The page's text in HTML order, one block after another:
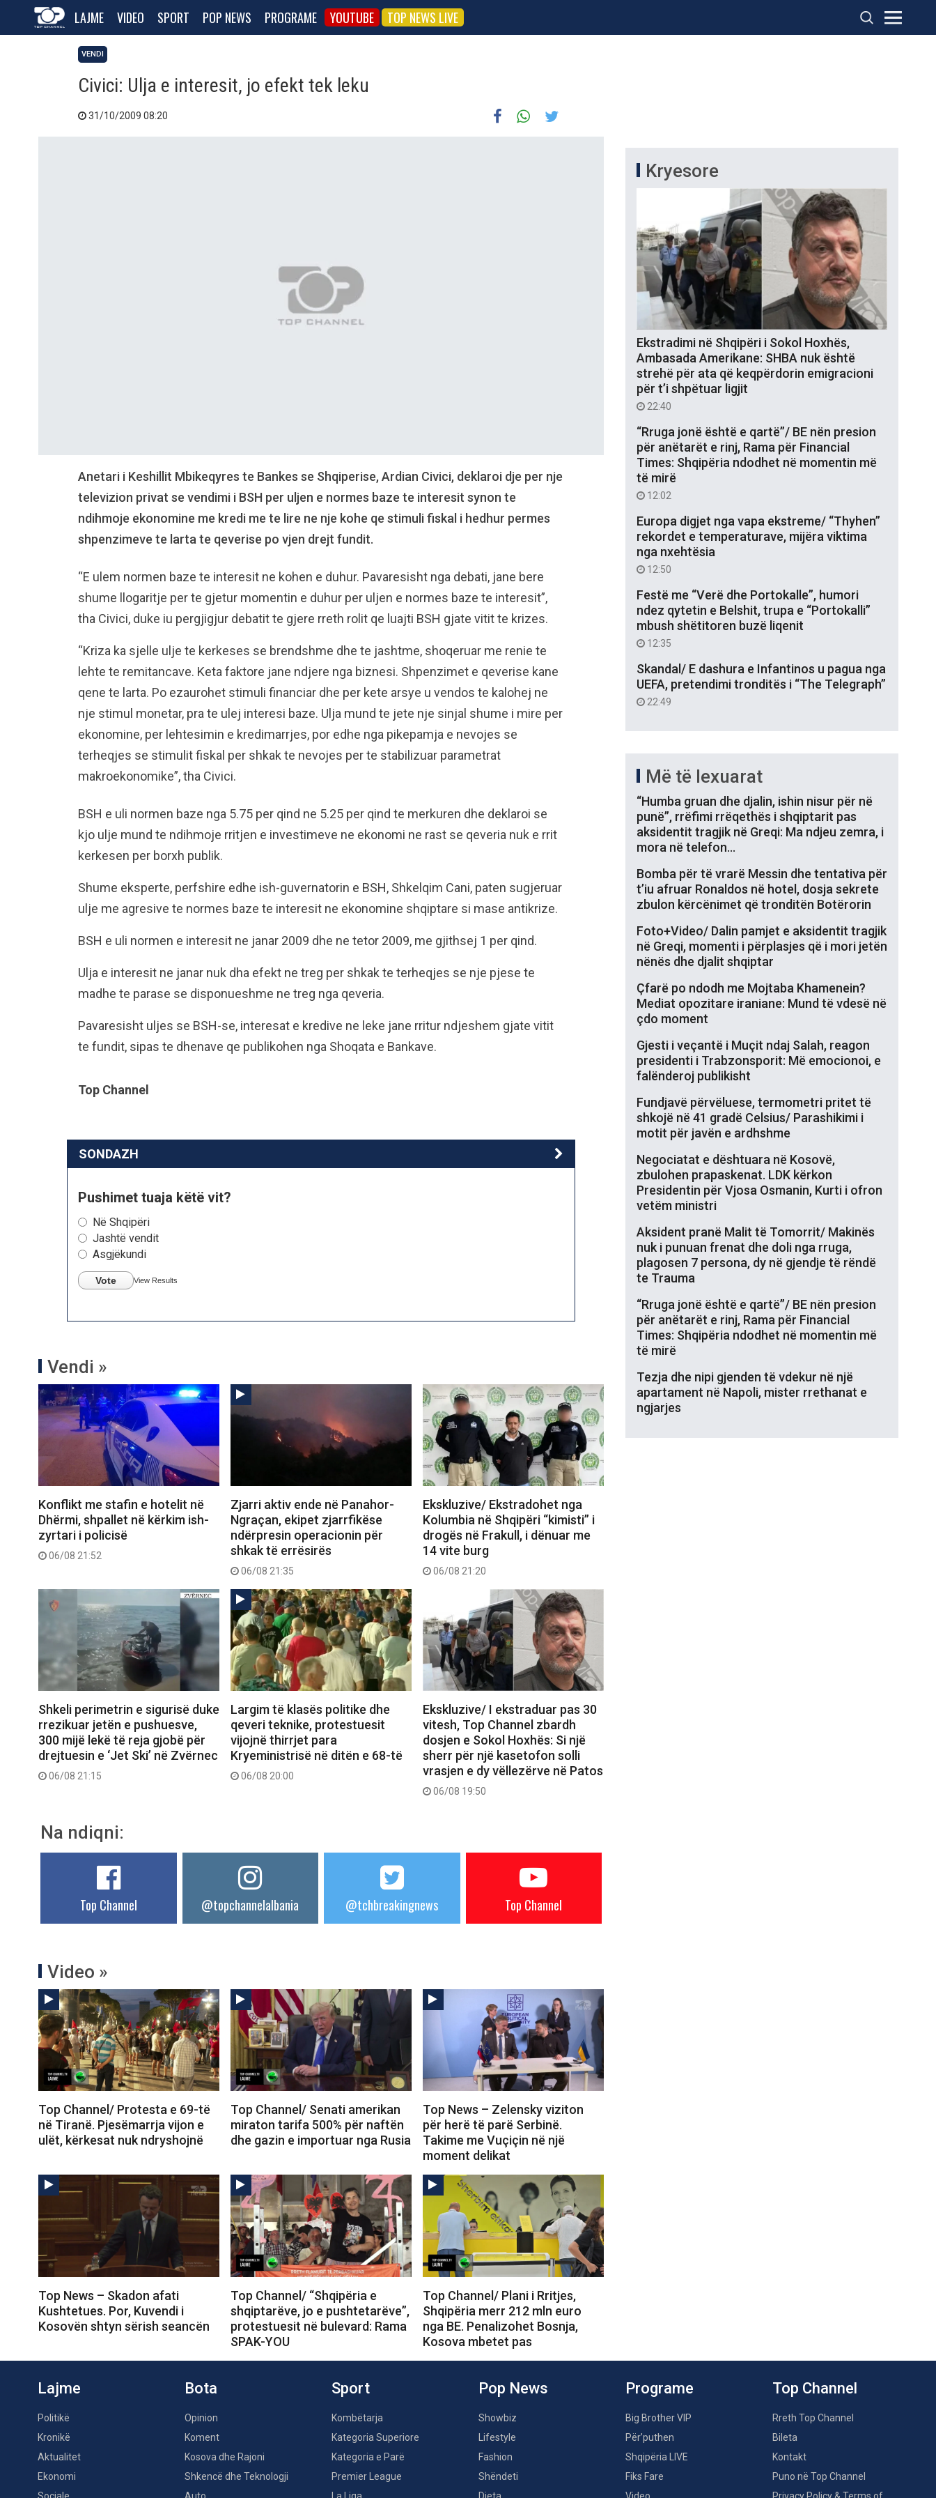
LAJME VIDEO SPORT POP NEWS PROGRAME YOUTUBE TOP NEWS LIVE
VENDI
Civici: Ulja e interesit, jo efekt tek leku
31/10/2009 08:20
Anetari i Keshillit Mbikeqyres te Bankes se Shqiperise, Ardian Civici, deklaroi dje per nje
televizion privat se vendimi i BSH per uljen e normes baze te interesit synon te
ndihmoje ekonomine me kredi me te lire ne nje kohe qe stimuli fiskal i hedhur permes
shpenzimeve te larta te qeverise po vjen drejt fundit.
“E ulem normen baze te interesit ne kohen e duhur. Pavaresisht nga debati, jane bere
shume llogaritje per te gjetur momentin e duhur per uljen e normes baze te interesit”,
tha Civici, duke iu pergjigjur debatit te gjere rreth rolit qe luajti BSH gjate vitit te krizes.
“Kriza ka sjelle ulje te kerkeses se brendshme dhe te jashtme, shoqeruar me renie te
lehte te remitancave. Keta faktore jane ndjere nga biznesi. Shpenzimet e qeverise kane
qene te larta. Po ezaurohet stimuli financiar dhe per kete arsye u vendos te kalohej ne
nje stimul monetar, pra te ulej interesi baze. Ulja mund te jete nje sinjal shume i mire per
ekonomine, per lehtesimin e kredimarrjes, por edhe nga pikepamja e nevojes se
terheqjes se stimulit fiskal per shkak te nevojes per te stabilizuar parametrat
makroekonomike”, tha Civici.
BSH e uli normen baze nga 5.75 per qind ne 5.25 per qind te merkuren dhe deklaroi se
kjo ulje mund te ndihmoje rritjen e investimeve ne ekonomi ne rast se qeveria nuk e rrit
kerkesen per borxh publik.
Shume eksperte, perfshire edhe ish-guvernatorin e BSH, Shkelqim Cani, paten sugjeruar
ulje me agresive te normes baze te interesit ne ekonomine shqiptare si mase antikrize.
BSH e uli normen e interesit ne janar 2009 dhe ne tetor 2009, me gjithsej 1 per qind.
Ulja e interesit ne janar nuk dha efekt ne treg per shkak te terheqjes se nje pjese te
madhe te parase se disponueshme ne treg nga qeveria.
Pavaresisht uljes se BSH-se, interesat e kredive ne leke jane rritur ndjeshem gjate vitit
te fundit, sipas te dhenave qe publikohen nga Shoqata e Bankave.
Top Channel
SONDAZH
Pushimet tuaja këtë vit?
Në Shqipëri
Jashtë vendit
Asgjëkundi
Vote View Results
Vendi »
Konflikt me stafin e hotelit në
Dhërmi, shpallet në kërkim ish-
zyrtari i policisë
06/08 21:52
Zjarri aktiv ende në Panahor-
Ngraçan, ekipet zjarrfikëse
ndërpresin operacionin për
shkak të errësirës
06/08 21:35
Ekskluzive/ Ekstradohet nga
Kolumbia në Shqipëri “kimisti” i
drogës në Frakull, i dënuar me
14 vite burg
06/08 21:20
Shkeli perimetrin e sigurisë duke
rrezikuar jetën e pushuesve,
300 mijë lekë të reja gjobë për
drejtuesin e ‘Jet Ski’ në Zvërnec
06/08 21:15
Largim të klasës politike dhe
qeveri teknike, protestuesit
vijojnë thirrjet para
Kryeministrisë në ditën e 68-të
06/08 20:00
Ekskluzive/ I ekstraduar pas 30
vitesh, Top Channel zbardh
dosjen e Sokol Hoxhës: Si një
sherr për një kasetofon solli
vrasjen e dy vëllezërve në Patos
06/08 19:50
Na ndiqni:
Top Channel @topchannelalbania @tchbreakingnews Top Channel
Video »
Top Channel/ Protesta e 69-të
në Tiranë. Pjesëmarrja vijon e
ulët, kërkesat nuk ndryshojnë
Top Channel/ Senati amerikan
miraton tarifa 500% për naftën
dhe gazin e importuar nga Rusia
Top News – Zelensky viziton
për herë të parë Serbinë.
Takime me Vuçiçin në një
moment delikat
Top News – Skadon afati
Kushtetues. Por, Kuvendi i
Kosovën shtyn sërish seancën
Top Channel/ “Shqipëria e
shqiptarëve, jo e pushtetarëve”,
protestuesit në bulevard: Rama
SPAK-YOU
Top Channel/ Plani i Rritjes,
Shqipëria merr 212 mln euro
nga BE. Penalizohet Bosnja,
Kosova mbetet pas
Kryesore
Ekstradimi në Shqipëri i Sokol Hoxhës,
Ambasada Amerikane: SHBA nuk është
strehë për ata që keqpërdorin emigracioni
për t’i shpëtuar ligjit
22:40
“Rruga jonë është e qartë”/ BE nën presion
për anëtarët e rinj, Rama për Financial
Times: Shqipëria ndodhet në momentin më
të mirë
12:02
Europa digjet nga vapa ekstreme/ “Thyhen”
rekordet e temperaturave, mijëra viktima
nga nxehtësia
12:50
Festë me “Verë dhe Portokalle”, humori
ndez qytetin e Belshit, trupa e “Portokalli”
mbush shëtitoren buzë liqenit
12:35
Skandal/ E dashura e Infantinos u pagua nga
UEFA, pretendimi tronditës i “The Telegraph”
22:49
Më të lexuarat
“Humba gruan dhe djalin, ishin nisur për në
punë”, rrëfimi rrëqethës i shqiptarit pas
aksidentit tragjik në Greqi: Ma ndjeu zemra, i
mora në telefon…
Bomba për të vrarë Messin dhe tentativa për
t’iu afruar Ronaldos në hotel, dosja sekrete
zbulon kërcënimet që tronditën Botërorin
Foto+Video/ Dalin pamjet e aksidentit tragjik
në Greqi, momenti i përplasjes që i mori jetën
nënës dhe djalit shqiptar
Çfarë po ndodh me Mojtaba Khamenein?
Mediat opozitare iraniane: Mund të vdesë në
çdo moment
Gjesti i veçantë i Muçit ndaj Salah, reagon
presidenti i Trabzonsporit: Më emocionoi, e
falënderoj publikisht
Fundjavë përvëluese, termometri pritet të
shkojë në 41 gradë Celsius/ Parashikimi i
motit për javën e ardhshme
Negociatat e dështuara në Kosovë,
zbulohen prapaskenat. LDK kërkon
Presidentin për Vjosa Osmanin, Kurti i ofron
vetëm ministri
Aksident pranë Malit të Tomorrit/ Makinës
nuk i punuan frenat dhe doli nga rruga,
plagosen 7 persona, dy në gjendje të rëndë
te Trauma
“Rruga jonë është e qartë”/ BE nën presion
për anëtarët e rinj, Rama për Financial
Times: Shqipëria ndodhet në momentin më
të mirë
Tezja dhe nipi gjenden të vdekur në një
apartament në Napoli, mister rrethanat e
ngjarjes
Lajme
Politikë
Kronikë
Aktualitet
Ekonomi
Sociale
Bota
Opinion
Koment
Kosova dhe Rajoni
Shkencë dhe Teknologji
Auto
Sport
Kombëtarja
Kategoria Superiore
Kategoria e Parë
Premier League
La Liga
Pop News
Showbiz
Lifestyle
Fashion
Shëndeti
Dieta
Programe
Big Brother VIP
Për’puthen
Shqipëria LIVE
Fiks Fare
Video
Top Channel
Rreth Top Channel
Bileta
Kontakt
Puno në Top Channel
Privacy Policy & Terms of